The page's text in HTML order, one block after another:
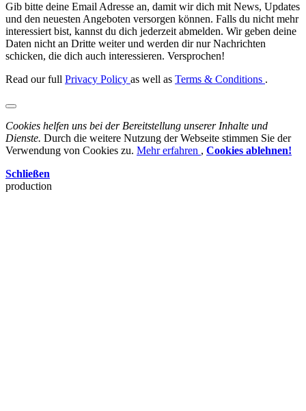
Gib bitte deine Email Adresse an, damit wir dich mit News, Updates
und den neuesten Angeboten versorgen können. Falls du nicht mehr
interessiert bist, kannst du dich jederzeit abmelden. Wir geben deine
Daten nicht an Dritte weiter und werden dir nur Nachrichten
schicken, die dich auch interessieren. Versprochen!
Read our full Privacy Policy as well as Terms & Conditions .
Cookies helfen uns bei der Bereitstellung unserer Inhalte und
Dienste. Durch die weitere Nutzung der Webseite stimmen Sie der
Verwendung von Cookies zu. Mehr erfahren , Cookies ablehnen!
Schließen
production